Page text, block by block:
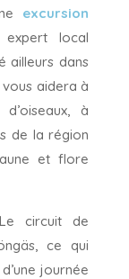
excursion
local
ailleurs dans
aidera à
à
de la région
et flore
circuit de
ce qui
d’une journée